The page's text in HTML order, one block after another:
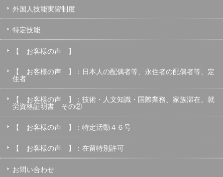
外国人技能実習制度
特定技能
【 お客様の声 】
【 お客様の声 】：日本人の配偶者等、永住者の配偶者等、定
住者
【 お客様の声 】：技術・人文知識・国際業務、家族滞在、就
労資格証明書 その②
【 お客様の声 】：特定活動４６号
【 お客様の声 】：在留特別許可
お問い合わせ